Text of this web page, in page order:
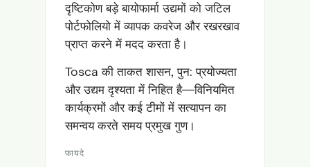
दृष्टिकोण बड़े बायोफार्मा उद्यमों को जटिल
पोर्टफोलियो में व्यापक कवरेज और रखरखाव
प्राप्त करने में मदद करता है।
Tosca की ताकत शासन, पुन: प्रयोज्यता
और उद्यम दृश्यता में निहित है—विनियमित
कार्यक्रमों और कई टीमों में सत्यापन का
समन्वय करते समय प्रमुख गुण।
फायदे